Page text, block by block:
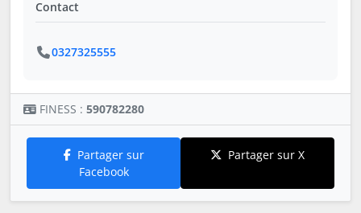
Contact
0327325555
FINESS : 590782280
Partager sur
Facebook
Partager sur X